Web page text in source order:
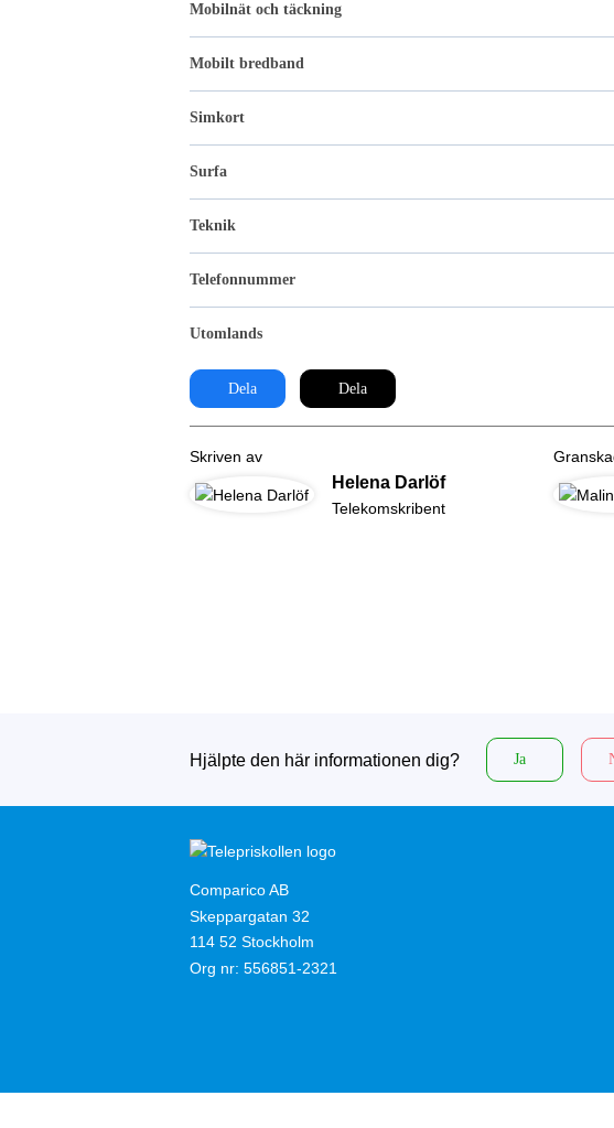
Mobilnät och täckning
Mobilt bredband
Simkort
Surfa
Teknik
Telefonnummer
Utomlands
Dela Dela
Skriven av
Helena Darlöf
Telekomskribent
Hjälpte den här informationen dig? Ja
Comparico AB
Skeppargatan 32
114 52 Stockholm
Org nr: 556851-2321